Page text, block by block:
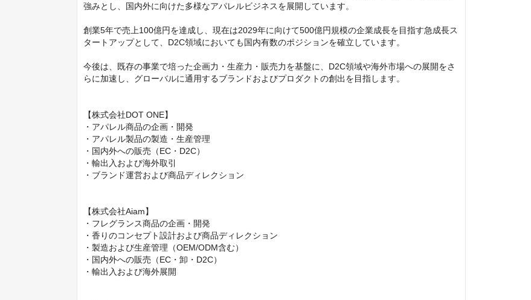
強みとし、国内外に向けた多様なアパレルビジネスを展開しています。
創業5年で売上100億円を達成し、現在は2029年に向けて500億円規模の企業成長を目指す急成長ス
タートアップとして、D2C領域においても国内有数のポジションを確立しています。
今後は、既存の事業で培った企画力・生産力・販売力を基盤に、D2C領域や海外市場への展開をさ
らに加速し、グローバルに通用するブランドおよびプロダクトの創出を目指します。
【株式会社DOT ONE】
・アパレル商品の企画・開発
・アパレル製品の製造・生産管理
・国内外への販売（EC・D2C）
・輸出入および海外取引
・ブランド運営および商品ディレクション
【株式会社Aiam】
・フレグランス商品の企画・開発
・香りのコンセプト設計および商品ディレクション
・製造および生産管理（OEM/ODM含む）
・国内外への販売（EC・卸・D2C）
・輸出入および海外展開